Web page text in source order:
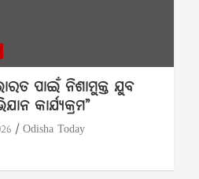
ପାଇଁ ନିଶାମୁକ୍ତ ଯୁବ
କାର୍ଯ୍ୟକ୍ରମ”
Odisha Today